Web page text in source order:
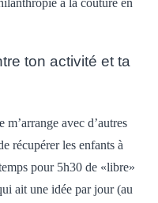
ton activité et ta
avec d’autres
récupérer les enfants à
pour 5h30 de «libre»
ait une idée par jour (au